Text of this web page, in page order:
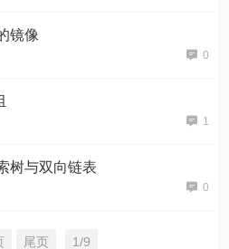
镜像
0
1
树与双向链表
0
尾页 1/9